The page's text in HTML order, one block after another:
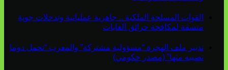
القوات المسلحة الملكية .. جاهزية عملياتية وتدخلات جوية
منسقة لمكافحة حرائق الغابات
تدبير ملف الهجرة “مسؤولية مشتركة” والمغرب “تحمل دوما
نصيبه منها” (مصدر حكومي)